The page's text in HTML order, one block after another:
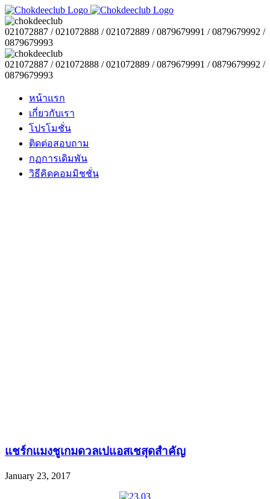
021072887 / 021072888 / 021072889 / 0879679991 / 0879679992 /
0879679993
021072887 / 021072888 / 021072889 / 0879679991 / 0879679992 /
0879679993
หน้าแรก
เกี่ยวกับเรา
โปรโมชั่น
ติดต่อสอบถาม
กฏการเดิมพัน
วิธีคิดคอมมิชชั่น
แชร์กแมงชูเกมดวลเปแอสเชสุดสำคัญ
January 23, 2017